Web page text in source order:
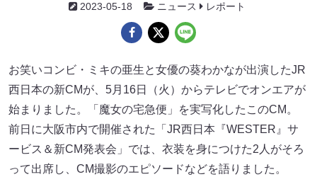
2023-05-18 ニュース レポート
お笑いコンビ・ミキの亜生と女優の葵わかなが出演したJR
西日本の新CMが、5月16日（火）からテレビでオンエアが
始まりました。「魔女の宅急便」を実写化したこのCM。
前日に大阪市内で開催された「JR西日本『WESTER』サ
ービス＆新CM発表会」では、衣装を身につけた2人がそろ
って出席し、CM撮影のエピソードなどを語りました。